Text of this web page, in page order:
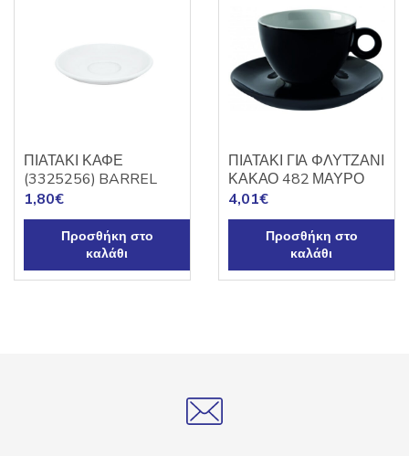
ΠΙΑΤΑΚΙ ΚΑΦΕ
(3325256) BARREL
1,80€
Προσθήκη στο
καλάθι
ΠΙΑΤΑΚΙ ΓΙΑ ΦΛΥΤΖΑΝΙ
ΚΑΚΑΟ 482 ΜΑΥΡΟ
4,01€
Προσθήκη στο
καλάθι